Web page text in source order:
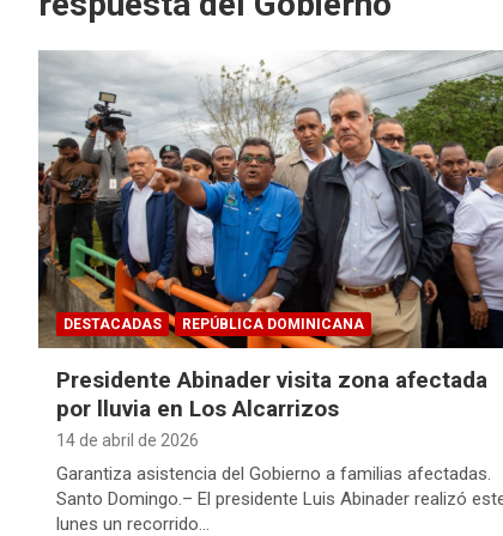
DESTACADAS REPÚBLICA DOMINICANA
Presidente Abinader visita zona afectada
por lluvia en Los Alcarrizos
14 de abril de 2026
Garantiza asistencia del Gobierno a familias afectadas.
Santo Domingo.– El presidente Luis Abinader realizó
lunes un recorrido…